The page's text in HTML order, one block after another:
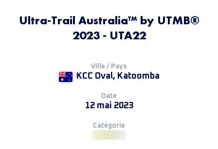
Ultra-Trail Australia™ by UTMB®
2023 - UTA22
Ville / Pays
KCC Oval, Katoomba
Date
12 mai 2023
Catégorie